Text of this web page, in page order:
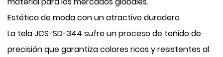
Estética de moda con un atractivo duradero
La tela JCS-SD-344 sufre un proceso de teñido de
precisión que garantiza colores ricos y resistentes al